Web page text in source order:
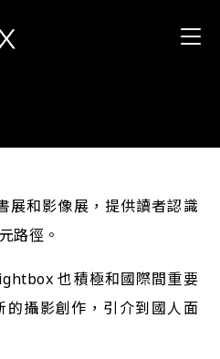
展和影像展，提供讀者認識
路徑。
也積極和國際間重要
的攝影創作，引介到國人面